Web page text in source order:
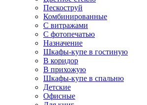
Пескоструй
Комбинированные
С витражами
С фотопечатью
Назначение
Шкафы-купе в гостиную
В коридор
В прихожую
Шкафы-купе в спальню
Детские
Офисные